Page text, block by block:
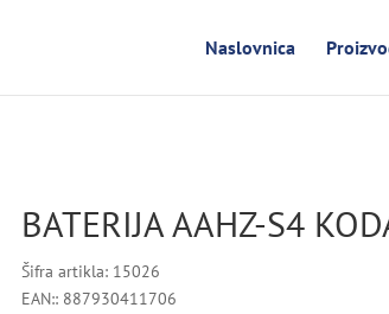
Naslovnica
BATERIJA AAHZ-S4
Šifra artikla: 15026
EAN:: 887930411706